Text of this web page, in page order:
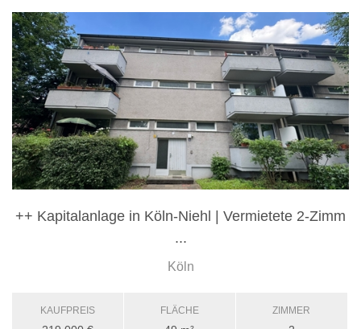
++ Kapitalanlage in Köln-Niehl | Vermietete 2-Zimm
...
Köln
KAUFPREIS FLÄCHE ZIMMER